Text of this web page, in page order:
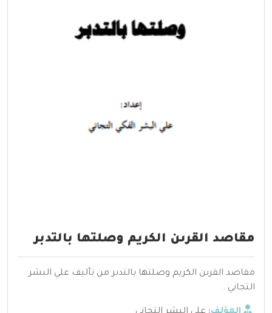
مقاصد القرىن الكريم وصلتها بالتدبر
مقاصد القرىن الكريم وصلتها بالتدبر من تأليف علي البشر
التجاني .